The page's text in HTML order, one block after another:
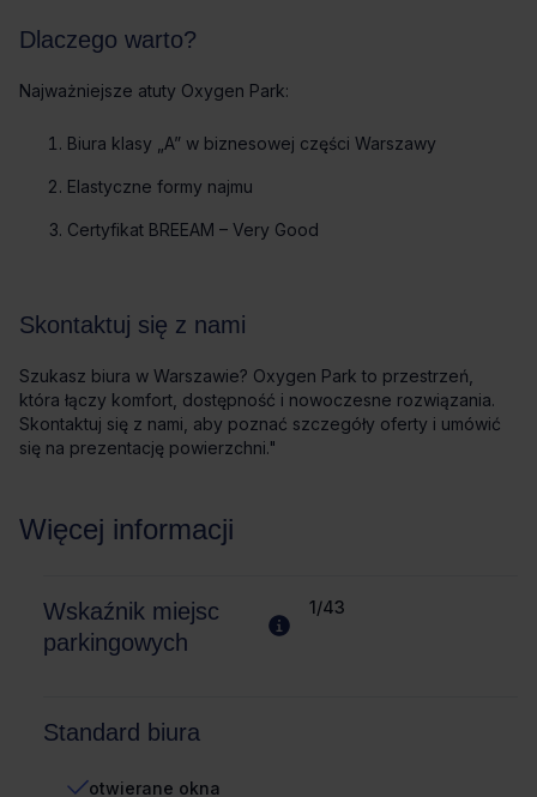
Dlaczego warto?
Najważniejsze atuty Oxygen Park:
Biura klasy „A” w biznesowej części Warszawy
Elastyczne formy najmu
Certyfikat BREEAM – Very Good
Skontaktuj się z nami
Szukasz biura w Warszawie? Oxygen Park to przestrzeń,
która łączy komfort, dostępność i nowoczesne rozwiązania.
Skontaktuj się z nami, aby poznać szczegóły oferty i umówić
się na prezentację powierzchni."
Więcej informacji
Wskaźnik miejsc
parkingowych
1/43
Standard biura
otwierane okna